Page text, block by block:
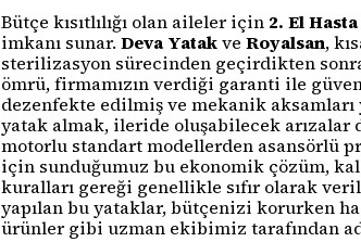
Bütçe kısıtlılığı olan aileler için 2. El
imkanı sunar. Deva Yatakve Royalsan,
sterilizasyon sürecinden geçirdikten
ömrü, firmamızın verdiği garanti ile
dezenfekte edilmiş ve mekanik
yatak almak, ileride oluşabilecek arızalar
motorlu standart modellerden asansörlü
için sunduğumuz bu ekonomik çözüm,
kuralları gereği genellikle sıfır olarak
yapılan bu yataklar, bütçenizi korurken
ürünler gibi uzman ekibimiz tarafından